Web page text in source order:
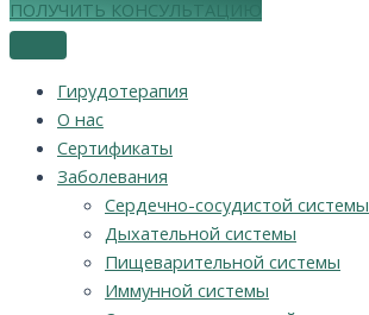
ПОЛУЧИТЬ КОНСУЛЬТАЦИЮ
Гирудотерапия
О нас
Сертификаты
Заболевания
Сердечно-сосудистой системы
Дыхательной системы
Пищеварительной системы
Иммунной системы